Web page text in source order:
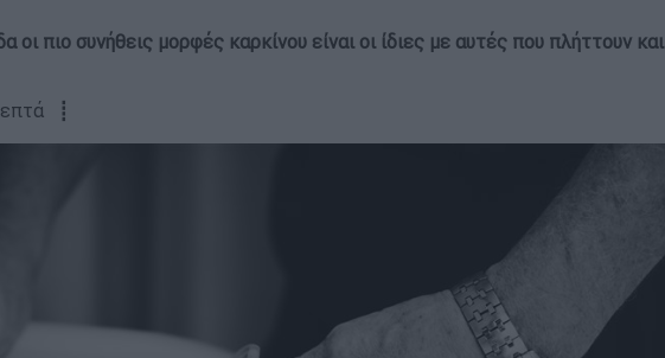
οι πιο συνήθεις μορφές καρκίνου είναι οι ίδιες με αυτές που πλήττουν και
┋